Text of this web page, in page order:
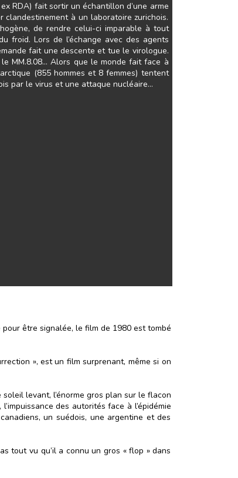
RDA) fait sortir un échantillon d’une arme
à un laboratoire zurichois.
de rendre celui-ci imparable à tout
froid. Lors de l’échange avec des agents
fait une descente et tue le virologue.
MM.8.08… Alors que le monde fait face à
(855 hommes et 8 femmes) tentent
par le virus et une attaque nucléaire…
être signalée, le film de 1980 est tombé
», est un film surprenant, même si on
levant, l’énorme gros plan sur le flacon
des autorités face à l’épidémie
un suédois, une argentine et des
tout vu qu’il a connu un gros « flop » dans